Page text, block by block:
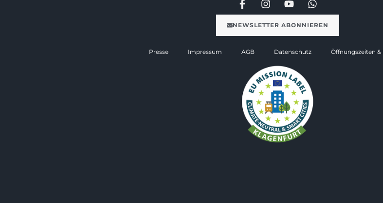
NEWSLETTER ABONNIEREN
Presse Impressum AGB Datenschutz Öffnungszeiten